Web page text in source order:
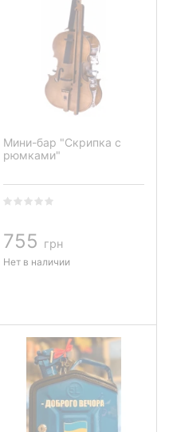
Мини-бар "Скрипка с
рюмками"
755 грн
Нет в наличии